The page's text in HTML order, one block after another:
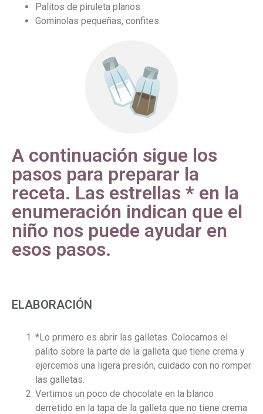
Palitos de piruleta planos
Gominolas pequeñas, confites.
A continuación sigue los
pasos para preparar la
receta. Las estrellas * en la
enumeración indican que el
niño nos puede ayudar en
esos pasos.
ELABORACIÓN
*Lo primero es abrir las galletas. Colocamos el
palito sobre la parte de la galleta que tiene crema y
ejercemos una ligera presión, cuidado con no romper
las galletas.
Vertimos un poco de chocolate en la blanco
derretido en la tapa de la galleta que no tiene crema